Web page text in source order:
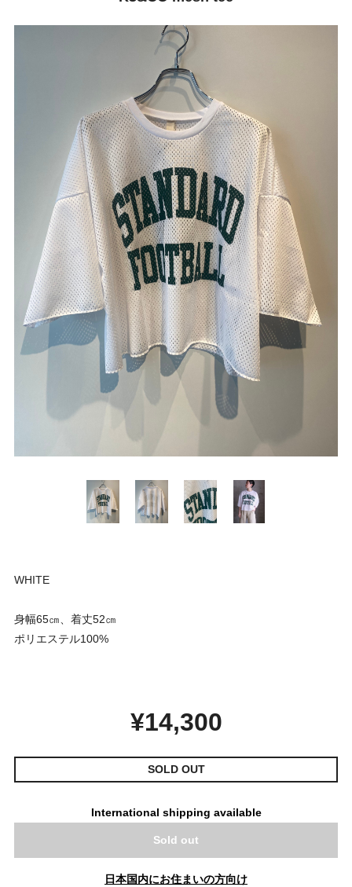
WHITE
身幅65㎝、着丈52㎝
ポリエステル100%
¥14,300
SOLD OUT
International shipping available
Sold out
日本国内にお住まいの方向け